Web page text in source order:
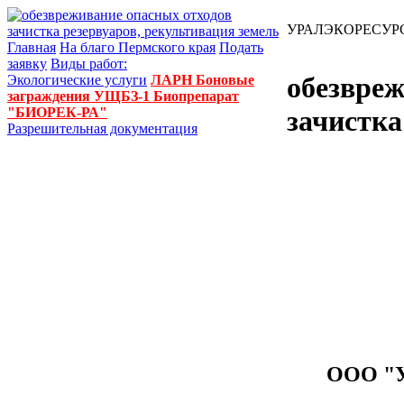
Главная На благо Пермского края Подать
заявку Виды работ:
Экологические услуги ЛАРНБоновые
заграждения УЩБЗ-1 Биопрепарат
"БИОРЕК-РА"
Разрешительная документация
ООО